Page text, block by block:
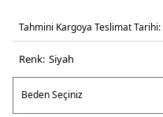
Tahmini Kargoya Teslimat Tarihi:
Renk: si̇yah